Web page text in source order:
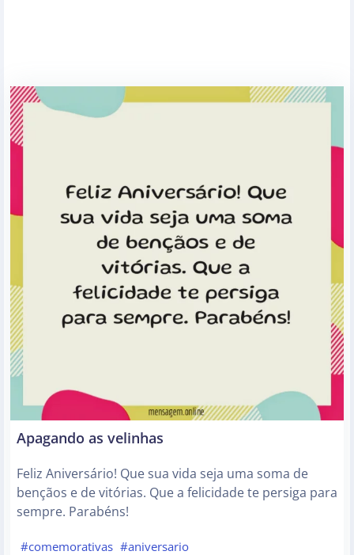
Apagando as velinhas
Feliz Aniversário! Que sua vida seja uma soma de
bençãos e de vitórias. Que a felicidade te persiga para
sempre. Parabéns!
#comemorativas #aniversario